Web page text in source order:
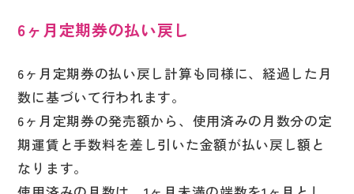
6ヶ月定期券の払い戻し
6ヶ月定期券の払い戻し計算も同様に、経過した月
数に基づいて行われます。
6ヶ月定期券の発売額から、使用済みの月数分の定
期運賃と手数料を差し引いた金額が払い戻し額と
なります。